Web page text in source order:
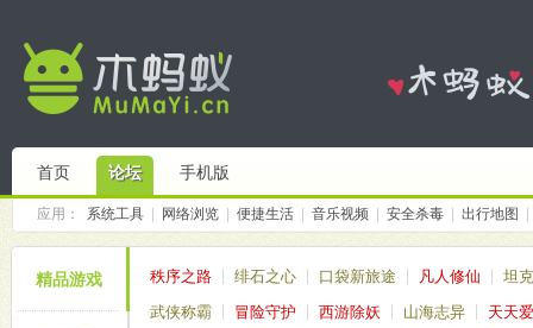
首页 论坛 手机版
应用： 系统工具 网络浏览 便捷生活 音乐视频 安全杀毒 出行地图
精品游戏 秩序之路 绯石之心 口袋新旅途 凡人修仙
坦
武侠称霸
冒险守护 西游除妖 山海志异
天天